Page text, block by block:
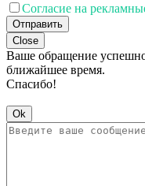
Согласие на
Отправить
Close
Ваше обращение успешно
ближайшее время.
Спасибо!
Ok